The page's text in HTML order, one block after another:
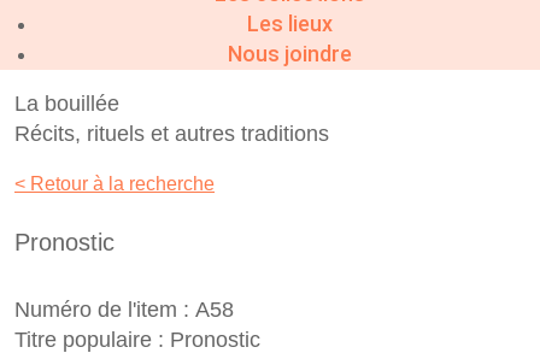
Les lieux
Nous joindre
La bouillée
Récits, rituels et autres traditions
< Retour à la recherche
Pronostic
Numéro de l'item : A58
Titre populaire : Pronostic